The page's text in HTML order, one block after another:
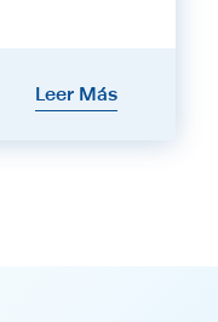
Leer Más